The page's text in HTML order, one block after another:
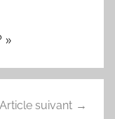
»
Article suivant